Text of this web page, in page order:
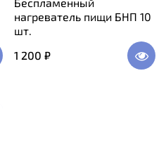
Беспламенный
нагреватель пищи БНП 10
шт.
1 200 ₽